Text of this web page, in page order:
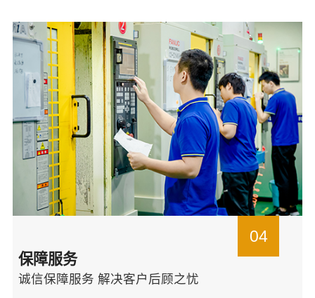
04
保障服务
诚信保障服务 解决客户后顾之忧